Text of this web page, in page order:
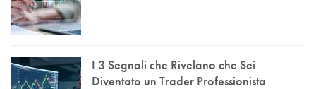
I 3 Segnali che Rivelano che Sei
Diventato un Trader Professionista